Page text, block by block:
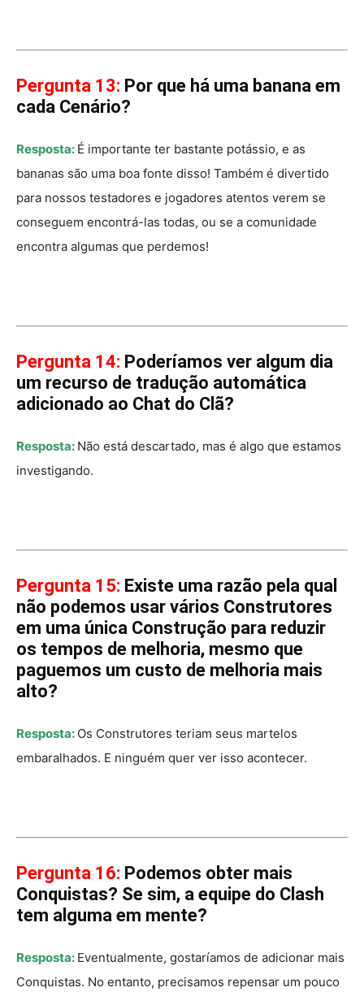
Pergunta 13: Por que há uma banana em
cada Cenário?
Resposta: É importante ter bastante potássio, e as
bananas são uma boa fonte disso! Também é divertido
para nossos testadores e jogadores atentos verem se
conseguem encontrá-las todas, ou se a comunidade
encontra algumas que perdemos!
Pergunta 14: Poderíamos ver algum dia
um recurso de tradução automática
adicionado ao Chat do Clã?
Resposta: Não está descartado, mas é algo que estamos
investigando.
Pergunta 15: Existe uma razão pela qual
não podemos usar vários Construtores
em uma única Construção para reduzir
os tempos de melhoria, mesmo que
paguemos um custo de melhoria mais
alto?
Resposta: Os Construtores teriam seus martelos
embaralhados. E ninguém quer ver isso acontecer.
Pergunta 16: Podemos obter mais
Conquistas? Se sim, a equipe do Clash
tem alguma em mente?
Resposta: Eventualmente, gostaríamos de adicionar mais
Conquistas. No entanto, precisamos repensar um pouco